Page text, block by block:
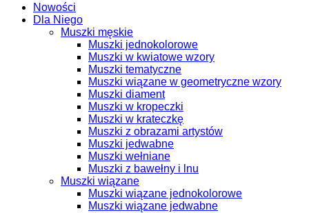
Nowości
Dla Niego
Muszki męskie
Muszki jednokolorowe
Muszki w kwiatowe wzory
Muszki tematyczne
Muszki wiązane w geometryczne wzory
Muszki diament
Muszki w kropeczki
Muszki w krateczkę
Muszki z obrazami artystów
Muszki jedwabne
Muszki wełniane
Muszki z bawełny i lnu
Muszki wiązane
Muszki wiązane jednokolorowe
Muszki wiązane jedwabne